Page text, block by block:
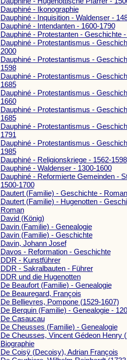
Dauphiné - Ikonographie
Dauphiné - Inquisition - Waldenser -
Dauphiné - Intendanten - 1600-1790
Dauphiné - Protestanten - Geschichte
Dauphiné - Protestantismus -
2000
Dauphiné - Protestantismus -
1598
Dauphiné - Protestantismus -
1685
Dauphiné - Protestantismus -
1660
Dauphiné - Protestantismus -
1685
Dauphiné - Protestantismus -
1791
Dauphiné - Protestantismus -
1985
Dauphiné - Religionskriege - 1562-1598
Dauphiné - Waldenser - 1300-1600
Dauphiné - Reformierte Gemeinden -
1500-1700
Dautert (Familie) - Geschichte - Roman
Dautert (Familie) - Hugenotten -
Roman
David (König)
Davin (Familie) - Genealogie
Davin (Familie) - Geschichte
Davin, Johann Josef
Davos - Reformation - Geschichte
DDR - Kunstführer
DDR - Sakralbauten - Führer
DDR und die Hugenotten
De Beaufort (Familie) - Genealogie
De Beauregard, François
De Bellievres, Pompone (1529-1607)
De Berquin (Familie) - Genealogie -
De Casaucau
De Cheusses (Familie) - Genealogie
De Cheusses, Vincent Gédeon Henry
Biographie
De Coisÿ (Decoisy), Adrian François